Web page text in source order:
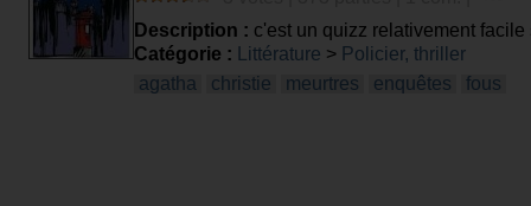
Description : c'est un quizz relativement
Catégorie :
Littérature > Policier, thriller
agatha
christie meurtres enquêtes fous